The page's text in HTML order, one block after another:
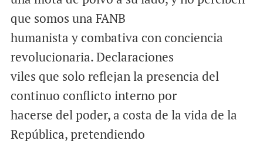
que somos una FANB
humanista y combativa con conciencia
revolucionaria. Declaraciones
viles que solo reflejan la presencia del
continuo conflicto interno por
hacerse del poder, a costa de la vida de la
República, pretendiendo